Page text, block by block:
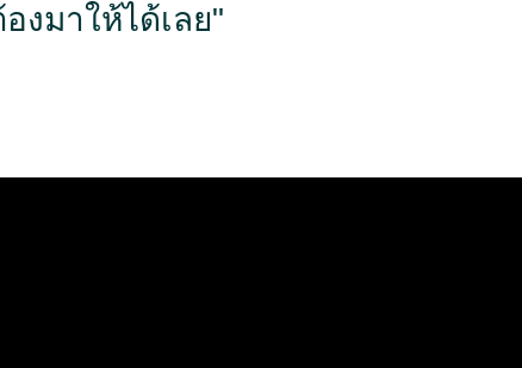
งมาให้ได้เลย"